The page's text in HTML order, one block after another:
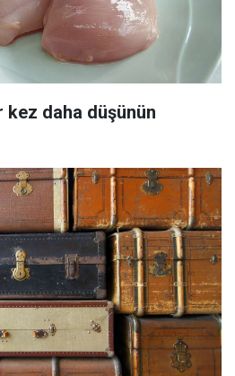
daha düşünün